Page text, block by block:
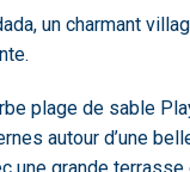
un charmant
plage de sable
autour d’une